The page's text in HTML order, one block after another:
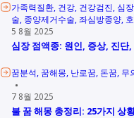
가족력질환 건강 건강검진 심
술 종양제거수술 좌심방종양
5 8월 2025
심장 점액종: 원인, 증상, 진단
꿈분석 꿈해몽 난로꿈 돈꿈 무
7 8월 2025
불 꿈 해몽 총정리: 25가지 상